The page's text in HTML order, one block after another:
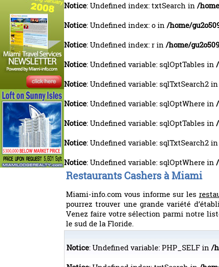
Notice: Undefined index: txtSearch in /
Notice: Undefined index: o in /home/
Notice: Undefined index: r in /home/
Notice: Undefined variable: sqlOptTables in
Notice: Undefined variable: sqlTxtSearch2
Notice: Undefined variable: sqlOptWhere in
Notice: Undefined variable: sqlOptTables in
Notice: Undefined variable: sqlTxtSearch2
Notice: Undefined variable: sqlOptWhere in
Restaurants Cashers à Miami
Miami-info.com vous informe sur les
pourrez trouver une grande variété
Venez faire votre sélection parmi notre
le sud de la Floride.
Notice: Undefined variable: PHP_SELF in /